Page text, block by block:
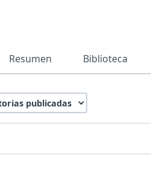
Resumen Biblioteca